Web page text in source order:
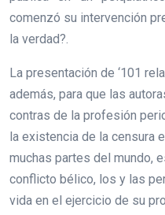
comenzó su intervención
la verdad?.
La presentación de ‘101
además, para que las
contras de la profesión
la existencia de la censura
muchas partes del mundo,
conflicto bélico, los y las
vida en el ejercicio de su